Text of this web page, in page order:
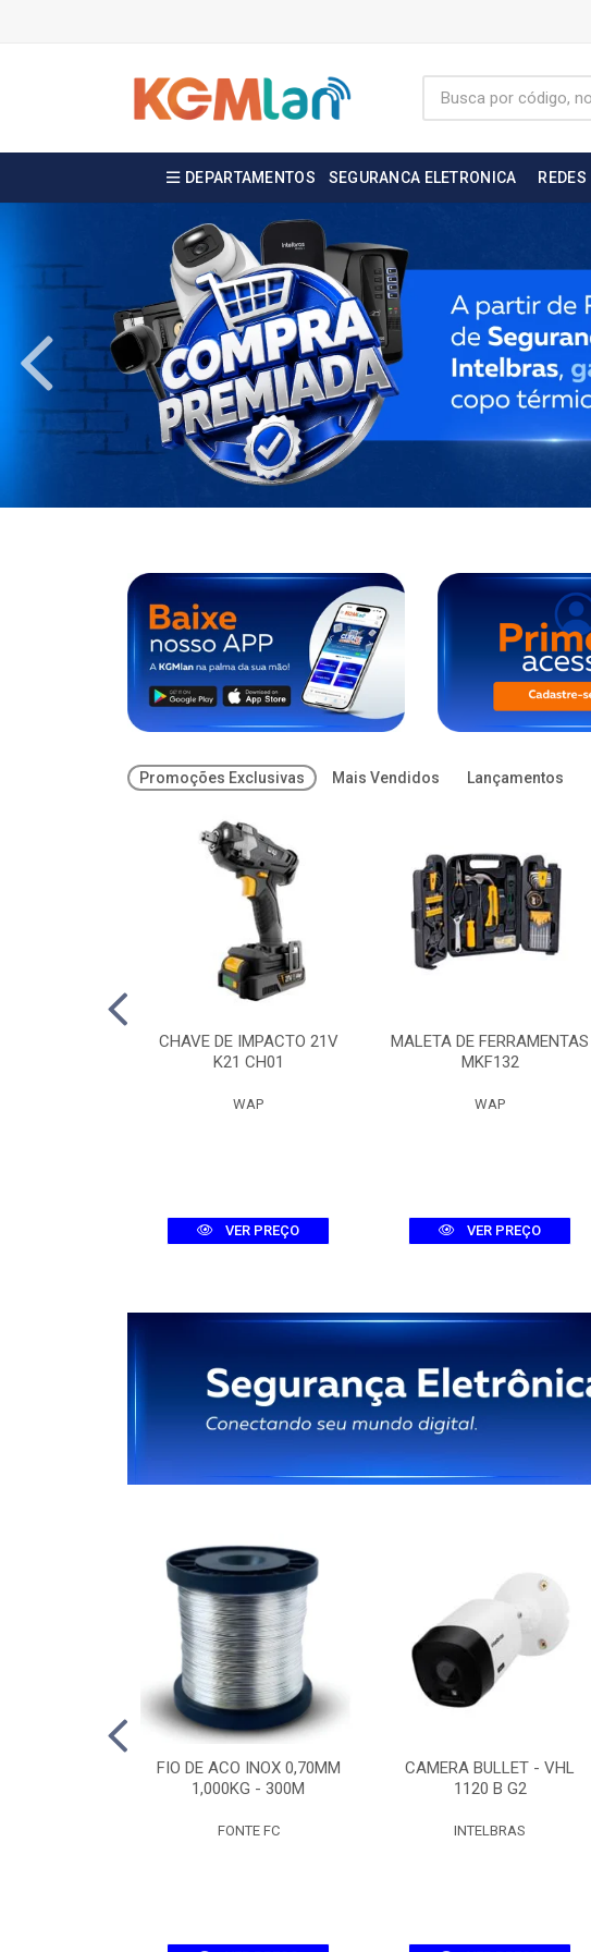
DEPARTAMENTOS SEGURANCA ELETRONICA REDES
Promoções Exclusivas Mais Vendidos Lançamentos
CHAVE DE IMPACTO 21V
K21 CH01
WAP
VER PREÇO
MALETA DE FERRAMENTAS
MKF132
WAP
VER PREÇO
FIO DE ACO INOX 0,70MM
1,000KG - 300M
FONTE FC
CAMERA BULLET - VHL
1120 B G2
INTELBRAS